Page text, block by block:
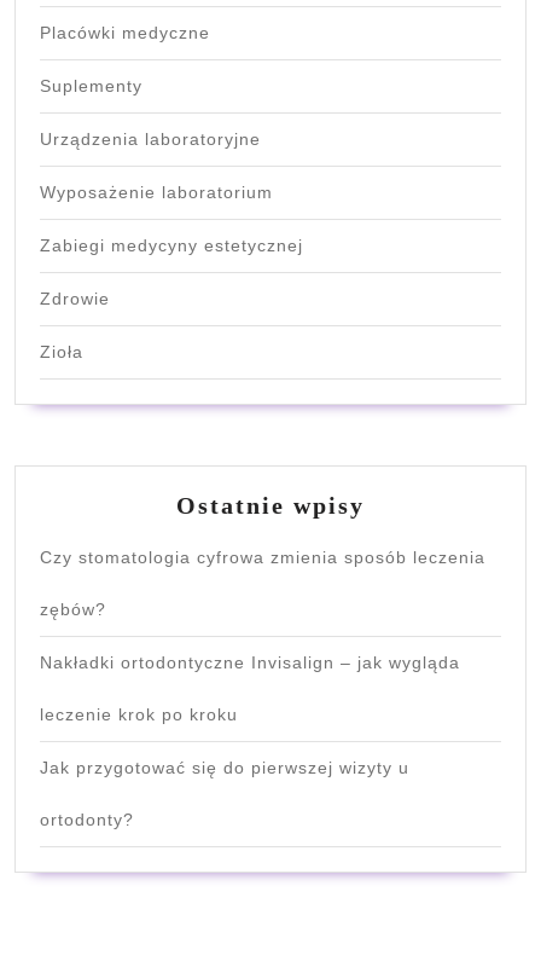
Placówki medyczne
Suplementy
Urządzenia laboratoryjne
Wyposażenie laboratorium
Zabiegi medycyny estetycznej
Zdrowie
Zioła
Ostatnie wpisy
Czy stomatologia cyfrowa zmienia sposób leczenia
zębów?
Nakładki ortodontyczne Invisalign – jak wygląda
leczenie krok po kroku
Jak przygotować się do pierwszej wizyty u
ortodonty?